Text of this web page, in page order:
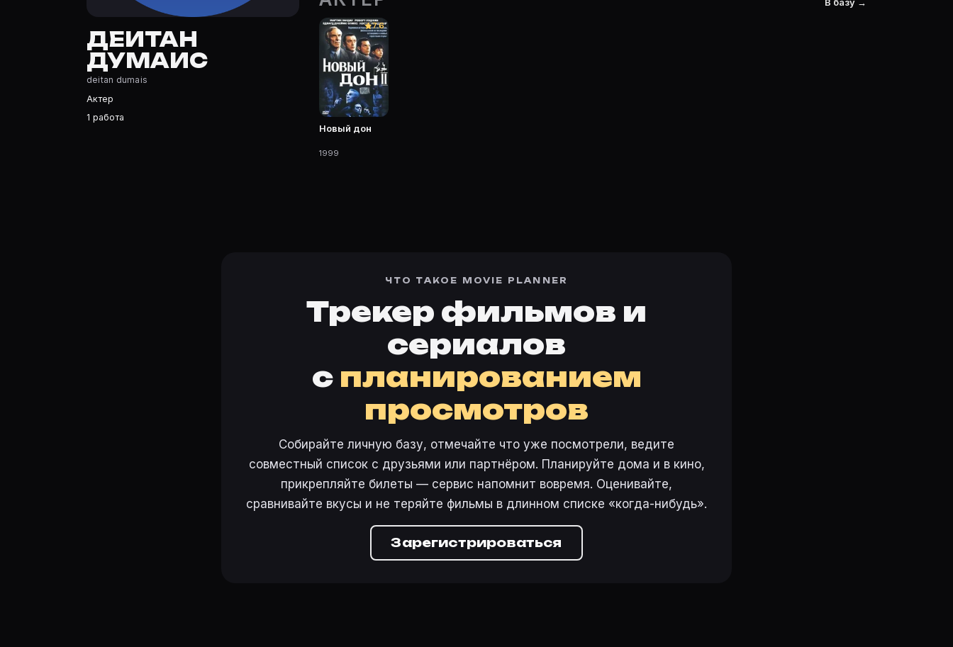
Деитан Думаис — Актер. Биография и роли на карточке Movie Planner.
Где открыть фильмографию Деитан Думаис?
На Movie Planner: https://movie-planner.ru/s/7179434 — фильмы, сериалы, роли и фото.
ДЕИТАН
ДУМАИС
deitan dumais
Актер
1 работа
7.6
Новый дон
1999
ЧТО ТАКОЕ MOVIE PLANNER
Трекер фильмов и
сериалов
с планированием
просмотров
Собирайте личную базу, отмечайте что уже посмотрели, ведите
совместный список с друзьями или партнёром. Планируйте дома и в кино,
прикрепляйте билеты — сервис напомнит вовремя. Оценивайте,
сравнивайте вкусы и не теряйте фильмы в длинном списке «когда-нибудь».
Зарегистрироваться